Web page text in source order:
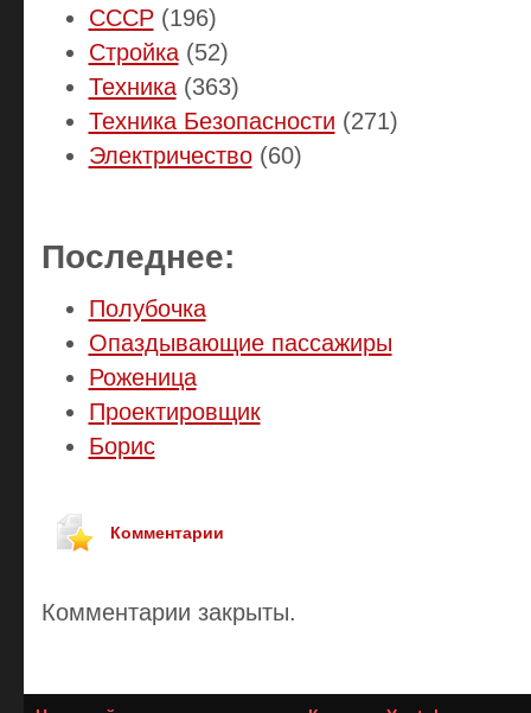
СССР(196)
Стройка(52)
Техника(363)
Техника Безопасности (271)
Электричество(60)
Последнее:
Полубочка
Опаздывающие пассажиры
Роженица
Проектировщик
Борис
Комментарии
Комментарии закрыты.